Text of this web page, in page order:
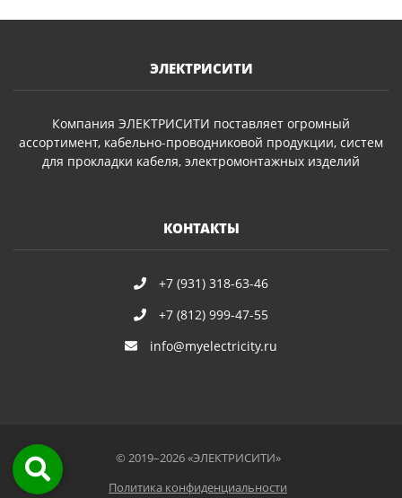
ЭЛЕКТРИСИТИ
Компания ЭЛЕКТРИСИТИ поставляет огромный
ассортимент, кабельно-проводниковой продукции, систем
для прокладки кабеля, электромонтажных изделий
КОНТАКТЫ
+7 (931) 318-63-46
+7 (812) 999-47-55
info@myelectricity.ru
© 2019–2026 «ЭЛЕКТРИСИТИ»
Политика конфиденциальности